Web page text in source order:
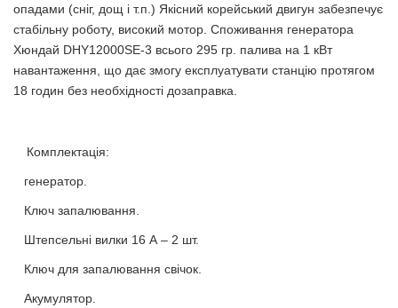
опадами (сніг, дощ і т.п.) Якісний корейський двигун забезпечує
стабільну роботу, високий мотор. Споживання генератора
Хюндай DHY12000SE-3 всього 295 гр. палива на 1 кВт
навантаження, що дає змогу експлуатувати станцію протягом
18 годин без необхідності дозаправка.
Комплектація:
генератор.
Ключ запалювання.
Штепсельні вилки 16 А – 2 шт.
Ключ для запалювання свічок.
Акумулятор.